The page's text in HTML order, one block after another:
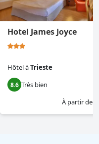
Hotel James Joyce
HôtelàTrieste
8.6 Très bien
À partir de